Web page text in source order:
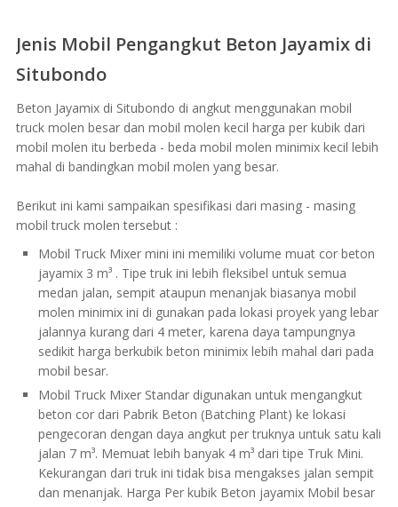
Jenis Mobil Pengangkut Beton Jayamix di
Situbondo
Beton Jayamix di Situbondo di angkut menggunakan mobil
truck molen besar dan mobil molen kecil harga per kubik dari
mobil molen itu berbeda - beda mobil molen minimix kecil lebih
mahal di bandingkan mobil molen yang besar.
Berikut ini kami sampaikan spesifikasi dari masing - masing
mobil truck molen tersebut :
Mobil Truck Mixer mini ini memiliki volume muat cor beton
jayamix 3 m³ . Tipe truk ini lebih fleksibel untuk semua
medan jalan, sempit ataupun menanjak biasanya mobil
molen minimix ini di gunakan pada lokasi proyek yang lebar
jalannya kurang dari 4 meter, karena daya tampungnya
sedikit harga berkubik beton minimix lebih mahal dari pada
mobil besar.
Mobil Truck Mixer Standar digunakan untuk mengangkut
beton cor dari Pabrik Beton (Batching Plant) ke lokasi
pengecoran dengan daya angkut per truknya untuk satu kali
jalan 7 m³. Memuat lebih banyak 4 m³ dari tipe Truk Mini.
Kekurangan dari truk ini tidak bisa mengakses jalan sempit
dan menanjak. Harga Per kubik Beton jayamix Mobil besar